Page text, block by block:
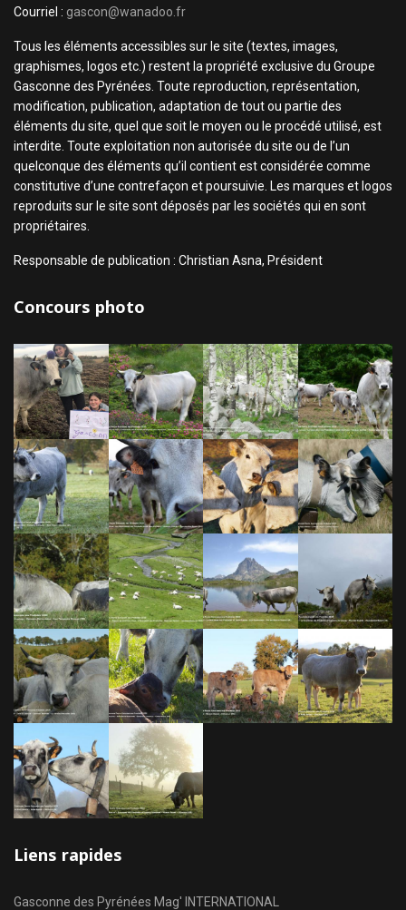
Courriel : gascon@wanadoo.fr
Tous les éléments accessibles sur le site (textes, images,
graphismes, logos etc.) restent la propriété exclusive du Groupe
Gasconne des Pyrénées. Toute reproduction, représentation,
modification, publication, adaptation de tout ou partie des
éléments du site, quel que soit le moyen ou le procédé utilisé, est
interdite. Toute exploitation non autorisée du site ou de l’un
quelconque des éléments qu’il contient est considérée comme
constitutive d’une contrefaçon et poursuivie. Les marques et logos
reproduits sur le site sont déposés par les sociétés qui en sont
propriétaires.
Responsable de publication : Christian Asna, Président
Concours photo
Liens rapides
Gasconne des Pyrénées Mag' INTERNATIONAL